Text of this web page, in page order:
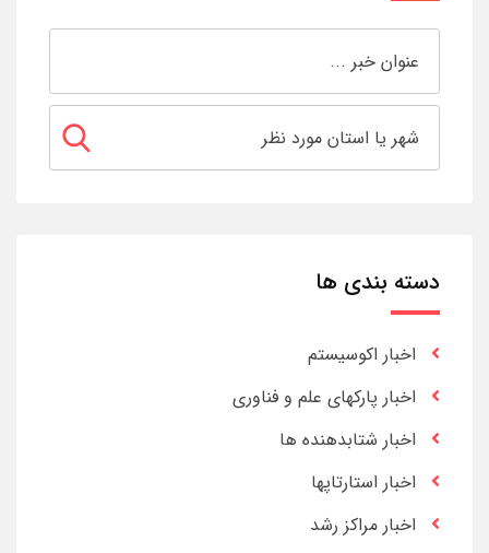
دسته بندی ها
اخبار اکوسیستم
اخبار پارکهای علم و فناوری
اخبار شتابدهنده ها
اخبار استارتاپها
اخبار مراکز رشد